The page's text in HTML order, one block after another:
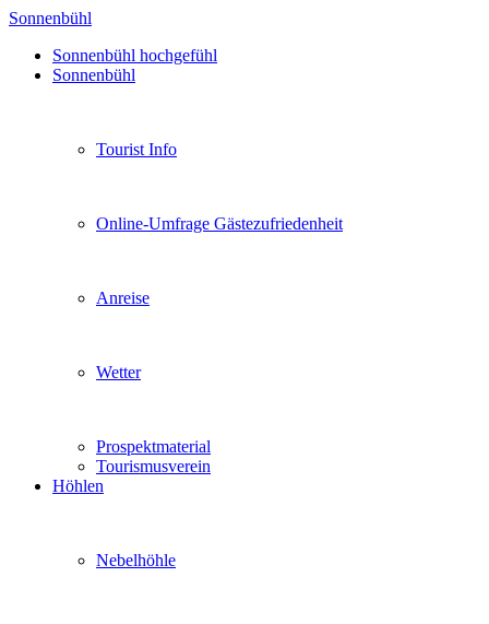
Sonnenbühl
Sonnenbühl hochgefühl
Sonnenbühl
Tourist Info
Online-Umfrage Gästezufriedenheit
Anreise
Wetter
Prospektmaterial
Tourismusverein
Höhlen
Nebelhöhle